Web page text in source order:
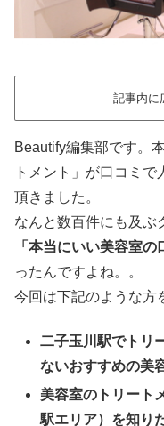
記事内に
Beautify編集部です。
トメント」が口コミ
頂きました。
なんと数百件にも及ぶ
「本当にいい美容室の
ったんですよね。。
今回は下記のような方
二子玉川駅でトリ
ないおすすめの美
美容室のトリート
駅エリア）を知り